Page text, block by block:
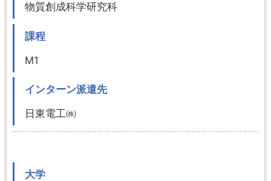
物質創成科学研究科
課程
M1
インターン派遣先
日東電工㈱
大学